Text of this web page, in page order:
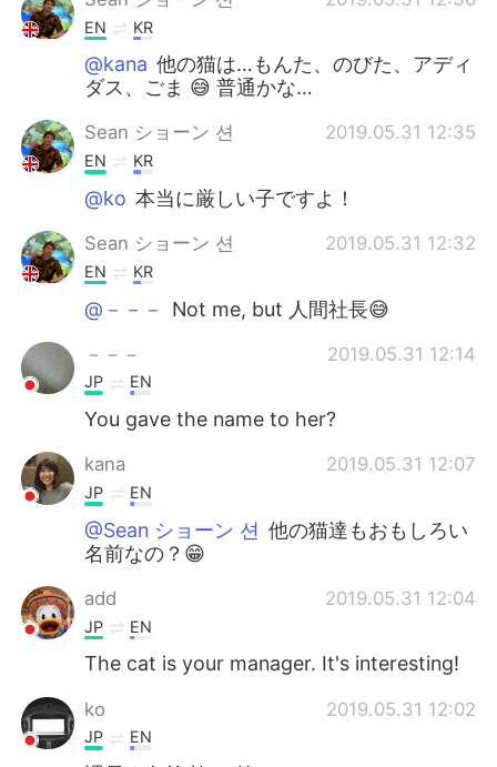
EN KR
@kana 他の猫は…もんた、のびた、アディ
ダス、ごま 😅 普通かな…
Sean ショーン 션 2019.05.31 12:35
EN KR
@ko 本当に厳しい子ですよ！
Sean ショーン 션 2019.05.31 12:32
EN KR
@－－－ Not me, but 人間社長😅
－－－ 2019.05.31 12:14
JP EN
You gave the name to her?
kana 2019.05.31 12:07
JP EN
@Sean ショーン 션 他の猫達もおもしろい
名前なの？😁
add 2019.05.31 12:04
JP EN
The cat is your manager. It's interesting!
ko 2019.05.31 12:02
JP EN